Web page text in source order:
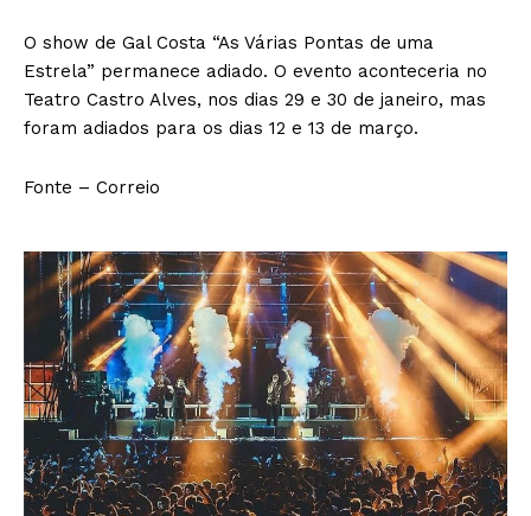
O show de Gal Costa “As Várias Pontas de uma
Estrela” permanece adiado. O evento aconteceria no
Teatro Castro Alves, nos dias 29 e 30 de janeiro, mas
foram adiados para os dias 12 e 13 de março.
Fonte – Correio